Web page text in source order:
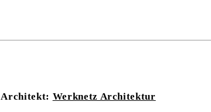
Architekt: Werknetz Architektur